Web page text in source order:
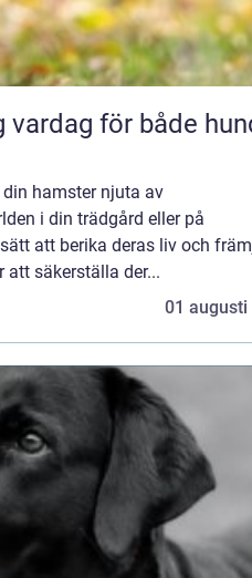
hamster njuta av
i din trädgård eller på
att berika deras liv och
säkerställa der...
01 augusti